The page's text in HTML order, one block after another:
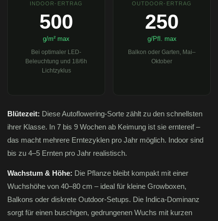
INDOOR-ERTRAG
500
g/m² max
Bei optimaler LED-
Beleuchtung und 18/6h
Lichtzyklus
OUTDOOR-ERTRAG
250
g/Pfl. max
Balkon oder Garten, Mai–
Oktober
Blütezeit: Diese Autoflowering-Sorte zählt zu den schnellsten
ihrer Klasse. In 7 bis 9 Wochen ab Keimung ist sie erntereif –
das macht mehrere Erntezyklen pro Jahr möglich. Indoor sind
bis zu 4–5 Ernten pro Jahr realistisch.
Wachstum & Höhe: Die Pflanze bleibt kompakt mit einer
Wuchshöhe von 40–80 cm – ideal für kleine Growboxen,
Balkons oder diskrete Outdoor-Setups. Die Indica-Dominanz
sorgt für einen buschigen, gedrungenen Wuchs mit kurzen